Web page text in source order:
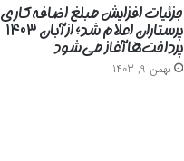
جزئیات افزایش مبلغ اضافه‌کاری
پرستاران اعلام شد؛ از آبان ۱۴۰۳
پرداخت‌ها آغاز می‌شود
بهمن 9, 1403